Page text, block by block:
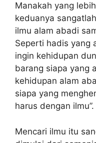
Manakah yang
keduanya
ilmu alam abadi
Seperti hadis yang
ingin kehidupan
barang siapa yang
kehidupan alam
siapa yang
harus dengan ilmu”.
Mencari ilmu itu